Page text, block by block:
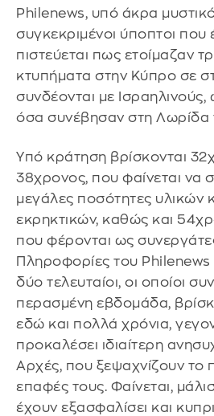
Philenews, υπό άκρα
συγκεκριμένοι ύποπτοι που
πιστεύεται πως ετοίμαζαν
κτυπήματα στην Κύπρο σε
συνδέονται με Ισραηλινούς,
όσα συνέβησαν στη Λωρίδα
Υπό κράτηση βρίσκονται
38χρονος, που φαίνεται να
μεγάλες ποσότητες υλικών
εκρηκτικών, καθώς και
που φέρονται ως
Πληροφορίες του
δύο τελευταίοι, οι οποίοι
περασμένη εβδομάδα,
εδώ και πολλά χρόνια,
προκαλέσει ιδιαίτερη
Αρχές, που ξεψαχνίζουν το
επαφές τους. Φαίνεται,
έχουν εξασφαλίσει και